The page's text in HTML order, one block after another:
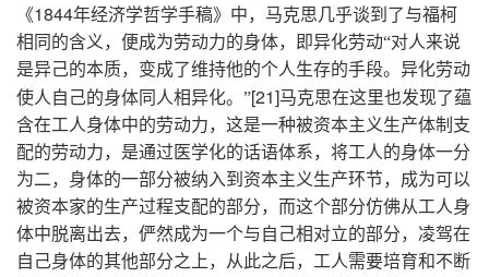
《1844年经济学哲学手稿》中，马克思几乎谈到了与福柯
相同的含义，便成为劳动力的身体，即异化劳动“对人来说
是异己的本质，变成了维持他的个人生存的手段。异化劳动
使人自己的身体同人相异化。”[21]马克思在这里也发现了蕴
含在工人身体中的劳动力，这是一种被资本主义生产体制支
配的劳动力，是通过医学化的话语体系，将工人的身体一分
为二，身体的一部分被纳入到资本主义生产环节，成为可以
被资本家的生产过程支配的部分，而这个部分仿佛从工人身
体中脱离出去，俨然成为一个与自己相对立的部分，凌驾在
自己身体的其他部分之上，从此之后，工人需要培育和不断